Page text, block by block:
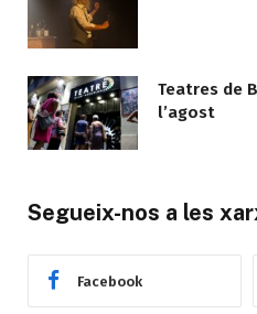
Teatres de
l’agost
Segueix-nos a les
Facebook